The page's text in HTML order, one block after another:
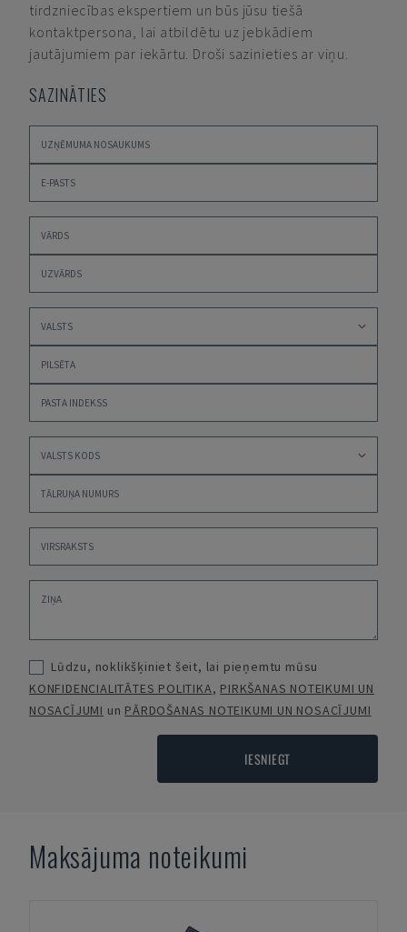
tirdzniecības ekspertiem un būs jūsu tiešā
kontaktpersona, lai atbildētu uz jebkādiem
jautājumiem par iekārtu. Droši sazinieties ar viņu.
SAZINĀTIES
Lūdzu, noklikšķiniet šeit, lai pieņemtu mūsu
KONFIDENCIALITĀTES POLITIKA, PIRKŠANAS NOTEIKUMI UN
NOSACĪJUMI un PĀRDOŠANAS NOTEIKUMI UN NOSACĪJUMI
IESNIEGT
Maksājuma noteikumi